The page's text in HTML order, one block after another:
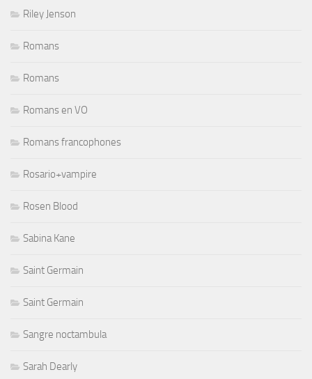
Riley Jenson
Romans
Romans
Romans en VO
Romans francophones
Rosario+vampire
Rosen Blood
Sabina Kane
Saint Germain
Saint Germain
Sangre noctambula
Sarah Dearly